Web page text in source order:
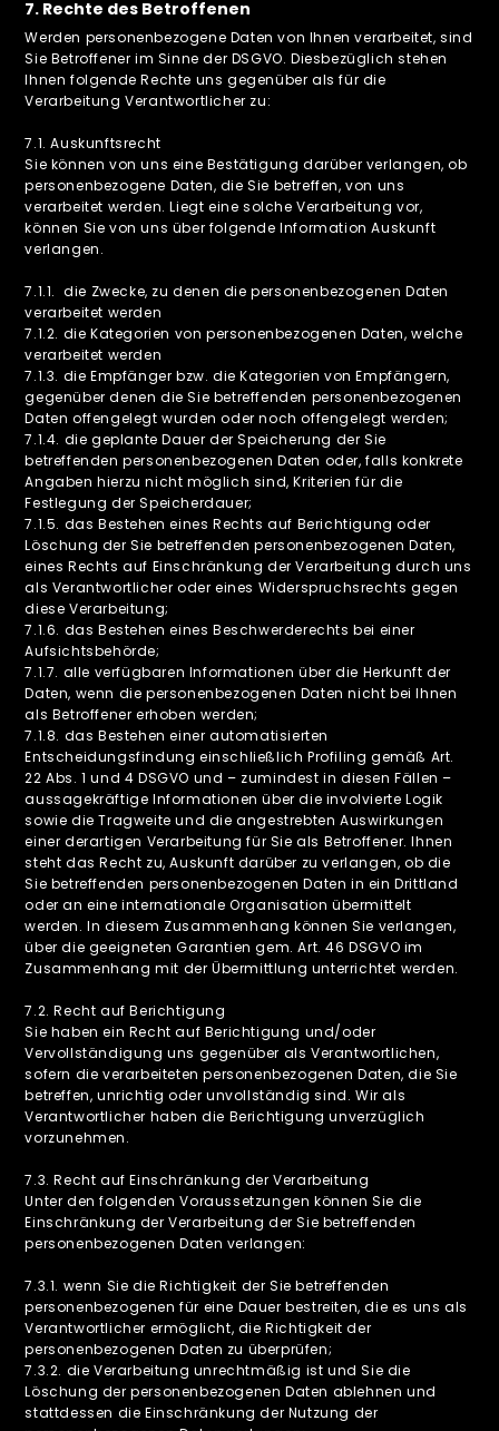
7. Rechte des Betroffenen
Werden personenbezogene Daten von Ihnen verarbeitet, sind
Sie Betroffener im Sinne der DSGVO. Diesbezüglich stehen
Ihnen folgende Rechte uns gegenüber als für die
Verarbeitung Verantwortlicher zu:
‍7.1. Auskunftsrecht
Sie können von uns eine Bestätigung darüber verlangen, ob
personenbezogene Daten, die Sie betreffen, von uns
verarbeitet werden. Liegt eine solche Verarbeitung vor,
können Sie von uns über folgende Information Auskunft
verlangen.
7.1.1. die Zwecke, zu denen die personenbezogenen Daten
verarbeitet werden
7.1.2. die Kategorien von personenbezogenen Daten, welche
verarbeitet werden
7.1.3. die Empfänger bzw. die Kategorien von Empfängern,
gegenüber denen die Sie betreffenden personenbezogenen
Daten offengelegt wurden oder noch offengelegt werden;
7.1.4. die geplante Dauer der Speicherung der Sie
betreffenden personenbezogenen Daten oder, falls konkrete
Angaben hierzu nicht möglich sind, Kriterien für die
Festlegung der Speicherdauer;
7.1.5. das Bestehen eines Rechts auf Berichtigung oder
Löschung der Sie betreffenden personenbezogenen Daten,
eines Rechts auf Einschränkung der Verarbeitung durch uns
als Verantwortlicher oder eines Widerspruchsrechts gegen
diese Verarbeitung;
7.1.6. das Bestehen eines Beschwerderechts bei einer
Aufsichtsbehörde;
7.1.7. alle verfügbaren Informationen über die Herkunft der
Daten, wenn die personenbezogenen Daten nicht bei Ihnen
als Betroffener erhoben werden;
7.1.8. das Bestehen einer automatisierten
Entscheidungsfindung einschließlich Profiling gemäß Art.
22 Abs. 1 und 4 DSGVO und – zumindest in diesen Fällen –
aussagekräftige Informationen über die involvierte Logik
sowie die Tragweite und die angestrebten Auswirkungen
einer derartigen Verarbeitung für Sie als Betroffener. Ihnen
steht das Recht zu, Auskunft darüber zu verlangen, ob die
Sie betreffenden personenbezogenen Daten in ein Drittland
oder an eine internationale Organisation übermittelt
werden. In diesem Zusammenhang können Sie verlangen,
über die geeigneten Garantien gem. Art. 46 DSGVO im
Zusammenhang mit der Übermittlung unterrichtet werden.
‍7.2. Recht auf Berichtigung
Sie haben ein Recht auf Berichtigung und/oder
Vervollständigung uns gegenüber als Verantwortlichen,
sofern die verarbeiteten personenbezogenen Daten, die Sie
betreffen, unrichtig oder unvollständig sind. Wir als
Verantwortlicher haben die Berichtigung unverzüglich
vorzunehmen.
‍7.3. Recht auf Einschränkung der Verarbeitung
Unter den folgenden Voraussetzungen können Sie die
Einschränkung der Verarbeitung der Sie betreffenden
personenbezogenen Daten verlangen:
7.3.1. wenn Sie die Richtigkeit der Sie betreffenden
personenbezogenen für eine Dauer bestreiten, die es uns als
Verantwortlicher ermöglicht, die Richtigkeit der
personenbezogenen Daten zu überprüfen;
7.3.2. die Verarbeitung unrechtmäßig ist und Sie die
Löschung der personenbezogenen Daten ablehnen und
stattdessen die Einschränkung der Nutzung der